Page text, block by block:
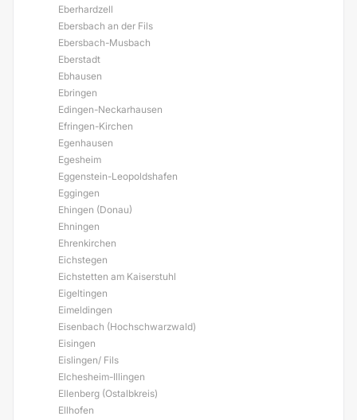
Eberhardzell
Ebersbach an der Fils
Ebersbach-Musbach
Eberstadt
Ebhausen
Ebringen
Edingen-Neckarhausen
Efringen-Kirchen
Egenhausen
Egesheim
Eggenstein-Leopoldshafen
Eggingen
Ehingen (Donau)
Ehningen
Ehrenkirchen
Eichstegen
Eichstetten am Kaiserstuhl
Eigeltingen
Eimeldingen
Eisenbach (Hochschwarzwald)
Eisingen
Eislingen/ Fils
Elchesheim-Illingen
Ellenberg (Ostalbkreis)
Ellhofen